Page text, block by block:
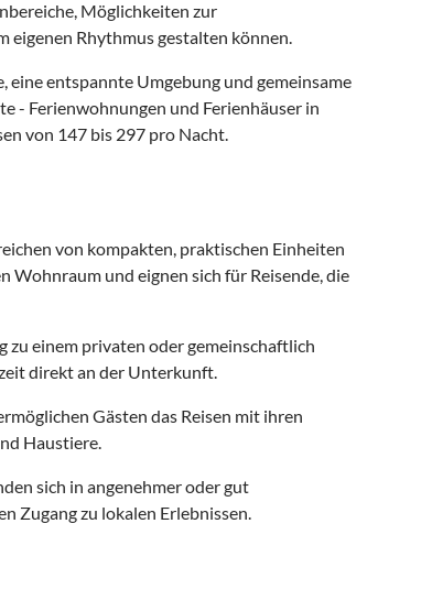
Möglichkeiten zur
eigenen Rhythmus gestalten können.
entspannte Umgebung und gemeinsame
- Ferienwohnungen und Ferienhäuser in
von 147 bis 297 pro Nacht.
von kompakten, praktischen Einheiten
Wohnraum und eignen sich für Reisende, die
einem privaten oder gemeinschaftlich
direkt an der Unterkunft.
Gästen das Reisen mit ihren
Haustiere.
sich in angenehmer oder gut
Zugang zu lokalen Erlebnissen.